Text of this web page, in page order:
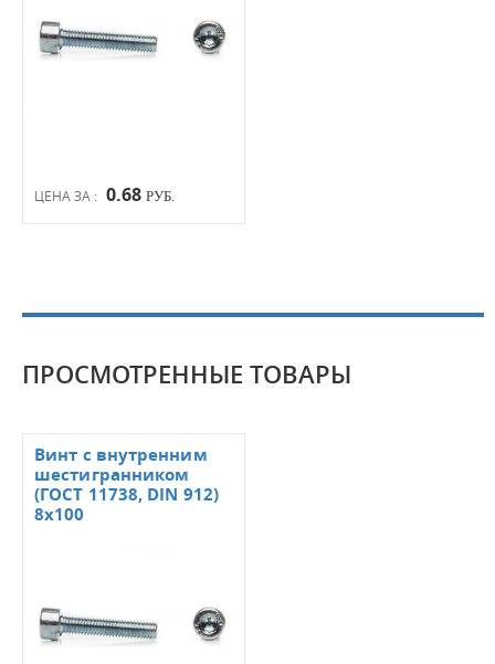
ЦЕНА ЗА : 0.68 РУБ.
ПРОСМОТРЕННЫЕ ТОВАРЫ
Винт с внутренним
шестигранником
(ГОСТ 11738, DIN 912)
8х100